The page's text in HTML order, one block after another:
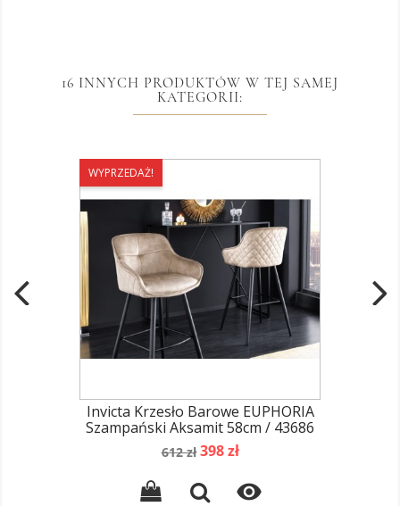
16 INNYCH PRODUKTÓW W TEJ SAMEJ
KATEGORII:
WYPRZEDAŻ!
Invicta Krzesło Barowe EUPHORIA
Szampański Aksamit 58cm / 43686
Cena
612 zł Cena
398 zł
